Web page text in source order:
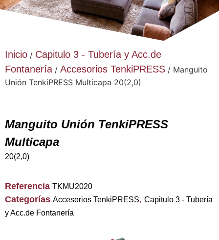
Inicio / Capitulo 3 - Tubería y Acc.de
Fontanería/ Accesorios TenkiPRESS / Manguito
Unión TenkiPRESS Multicapa 20(2,0)
Manguito Unión TenkiPRESS
Multicapa
20(2,0)
Referencia TKMU2020
Categorías Accesorios TenkiPRESS, Capitulo 3 - Tubería
y Acc.de Fontanería